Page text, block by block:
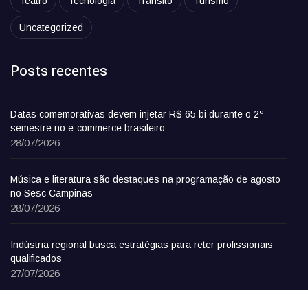
Uncategorized
Posts recentes
Datas comemorativas devem injetar R$ 65 bi durante o 2º
semestre no e-commerce brasileiro
28/07/2026
Música e literatura são destaques na programação de agosto
no Sesc Campinas
28/07/2026
Indústria regional busca estratégias para reter profissionais
qualificados
27/07/2026